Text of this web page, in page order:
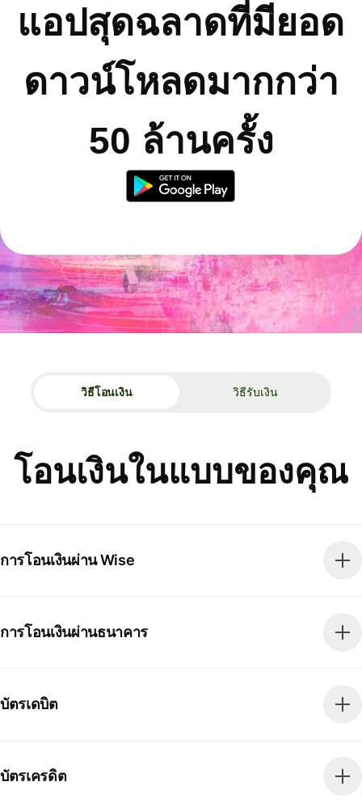
แอปสุดฉลาดที่มียอด
ดาวน์โหลดมากกว่า
50 ล้านครั้ง
วิธีโอนเงิน วิธีรับเงิน
โอนเงินในแบบของคุณ
การโอนเงินผ่าน Wise
การโอนเงินผ่านธนาคาร
บัตรเดบิต
บัตรเครดิต